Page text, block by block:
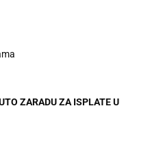
ZARADU ZA ISPLATE U